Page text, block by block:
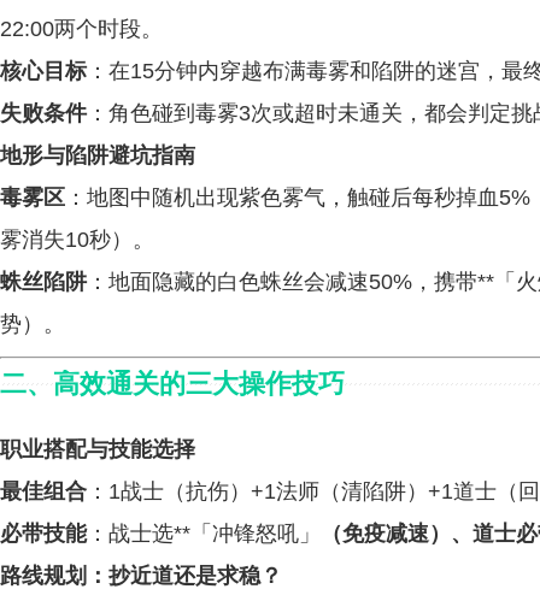
22:00两个时段。
核心目标：在15分钟内穿越布满毒雾和陷阱的迷宫，最
失败条件：角色碰到毒雾3次或超时未通关，都会判定挑
地形与陷阱避坑指南
毒雾区 ：地图中随机出现紫色雾气，触碰后每秒掉血
雾消失10秒）。
蛛丝陷阱：地面隐藏的白色蛛丝会减速50%，携带**「
势）。
二、 高效通关的三大操作技巧
职业搭配与技能选择
最佳组合 ：1战士（抗伤）+1法师（清陷阱）+1道士（
必带技能：战士选**「冲锋怒吼」
（免疫减速）、道士
路线规划：抄近道还是求稳？